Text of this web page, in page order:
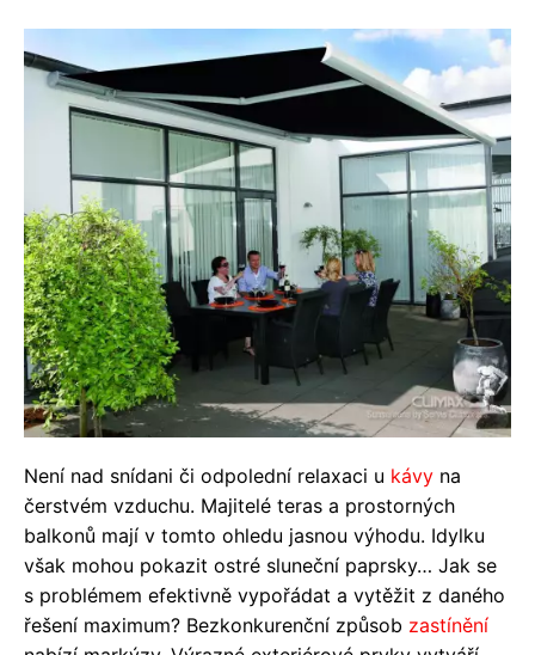
Není nad snídani či odpolední relaxaci u kávy na
čerstvém vzduchu. Majitelé teras a prostorných
balkonů mají v tomto ohledu jasnou výhodu. Idylku
však mohou pokazit ostré sluneční paprsky… Jak se
s problémem efektivně vypořádat a vytěžit z daného
řešení maximum? Bezkonkurenční způsob zastínění